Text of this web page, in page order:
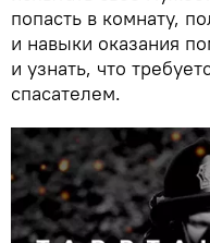
попасть в комнату,
и навыки оказания
и узнать, что
спасателем.